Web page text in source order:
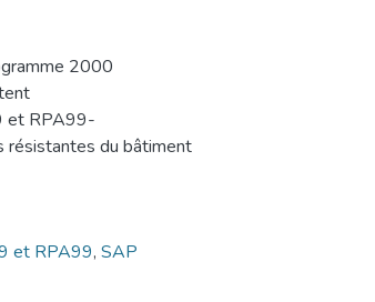
2000
et RPA99-
résistantes du bâtiment
et RPA99, SAP